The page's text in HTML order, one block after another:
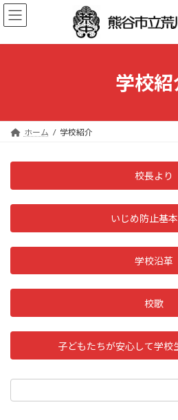
コ
ン
ン
ナ
ビ
ー
学校紹
ホーム 学校紹介
校長より
いじめ防止基
学校沿革
校歌
子どもたちが安心して学校